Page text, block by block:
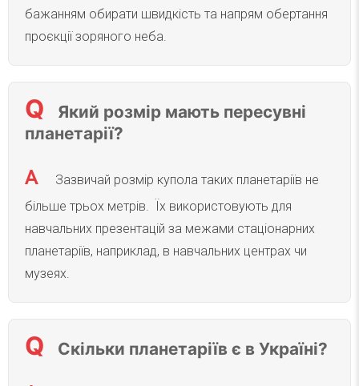
бажанням обирати швидкість та напрям обертання
проєкції зоряного неба.
Який розмір мають пересувні
планетарії?
Зазвичай розмір купола таких планетаріїв не
більше трьох метрів. Їх використовують для
навчальних презентацій за межами стаціонарних
планетаріїв, наприклад, в навчальних центрах чи
музеях.
Скільки планетаріїв є в Україні?